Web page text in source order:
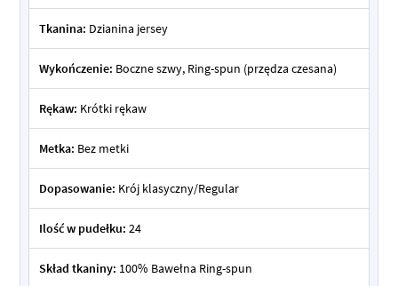
Tkanina: Dzianina jersey
Wykończenie: Boczne szwy, Ring-spun (przędza czesana)
Rękaw: Krótki rękaw
Metka: Bez metki
Dopasowanie: Krój klasyczny/Regular
Ilość w pudełku: 24
Skład tkaniny: 100% Bawełna Ring-spun